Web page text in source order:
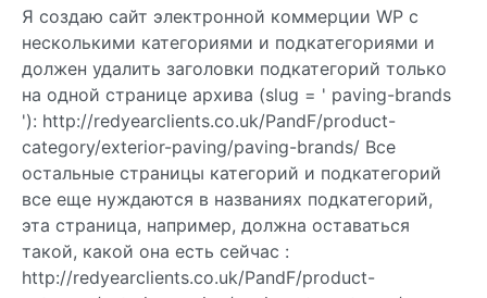
Я создаю сайт электронной коммерции WP с
несколькими категориями и подкатегориями и
должен удалить заголовки подкатегорий только
на одной странице архива (slug = ' paving-brands
'): http://redyearclients.co.uk/PandF/product-
category/exterior-paving/paving-brands/ Все
остальные страницы категорий и подкатегорий
все еще нуждаются в названиях подкатегорий,
эта страница, например, должна оставаться
такой, какой она есть сейчас :
http://redyearclients.co.uk/PandF/product-